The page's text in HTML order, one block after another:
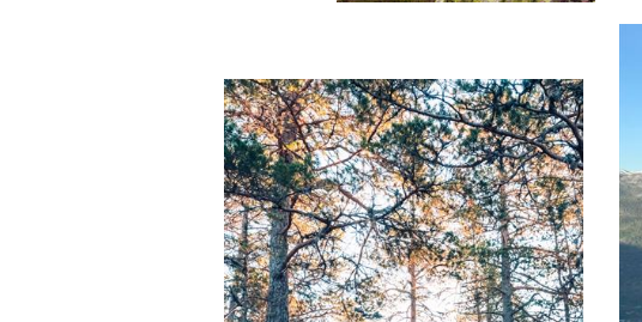
moh.) og Nordnibba (1365 moh.).
Under andre verdskrig styrta to fly på
Skorve.